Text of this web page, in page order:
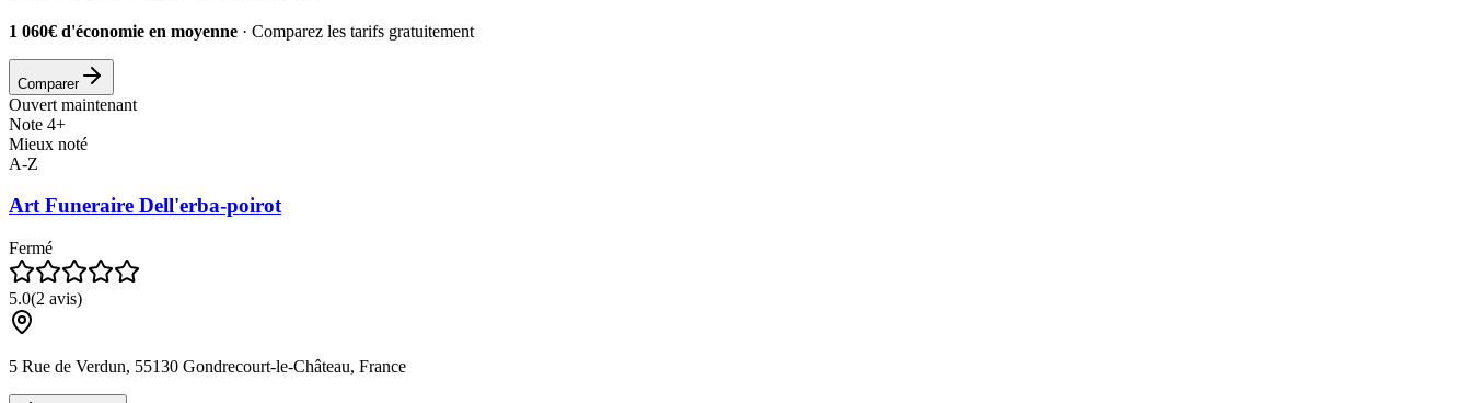
1 060€ d'économie en moyenne · Comparez les tarifs gratuitement
Comparer
Ouvert maintenant
Note 4+
Mieux noté
A-Z
Art Funeraire Dell'erba-poirot
Fermé
5.0(2 avis)
5 Rue de Verdun, 55130 Gondrecourt-le-Château, France